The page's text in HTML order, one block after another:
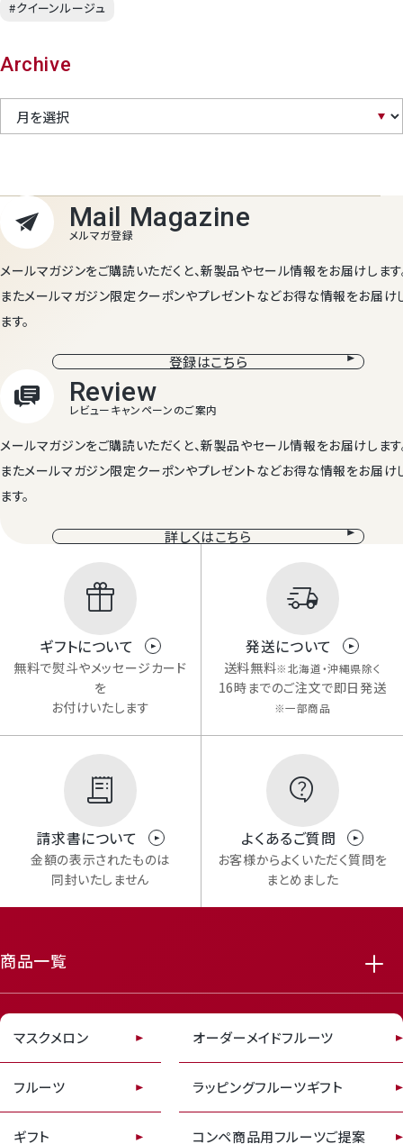
#クイーンルージュ
Archive
Mail Magazine
メルマガ登録
メールマガジンをご購読いただくと、新製品やセール情報をお届けします
またメールマガジン限定クーポンやプレゼントなどお得な情報をお届け
ます。
登録はこちら
Review
メールマガジンをご購読いただくと、新製品やセール情報をお届けします
またメールマガジン限定クーポンやプレゼントなどお得な情報をお届け
ます。
詳しくはこちら
featured_seasonal_and_gifts
ギフトについて
無料で熨斗やメッセージカード
を
お付けいたします
delivery_truck_speed
発送について
送料無料※北海道・沖縄県除く
16時までのご注文で即日発送
※一部商品
請求書について
金額の表示されたものは
同封いたしません
よくあるご質問
お客様からよくいただく質問を
まとめました
商品一覧
マスクメロン
フルーツ
ギフト
オーダーメイドフルーツ
ラッピングフルーツギフト
コンペ商品用フルーツご提案